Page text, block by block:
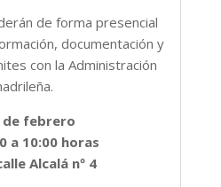
de forma presencial
documentación y
con la Administración
de febrero
a 10:00 horas
Alcalá nº 4